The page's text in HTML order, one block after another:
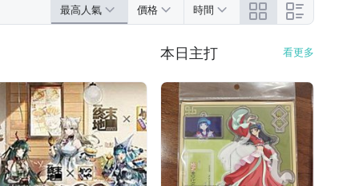
最高人氣 價格 時間
本日主打 看更多